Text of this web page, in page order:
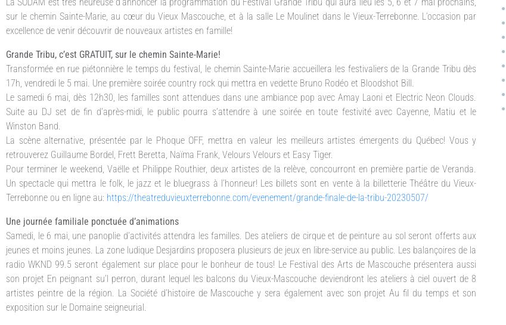
sur le chemin Sainte-Marie, au cœur du Vieux Mascouche, et à la salle Le Moulinet dans le Vieux-Terrebonne. L’occasion par
excellence de venir découvrir de nouveaux artistes en famille!
Grande Tribu, c’est GRATUIT, sur le chemin Sainte-Marie!
Transformée en rue piétonnière le temps du festival, le chemin Sainte-Marie accueillera les festivaliers de la Grande Tribu dès
17h, vendredi le 5 mai. Une première soirée country rock qui mettra en vedette Bruno Rodéo et Bloodshot Bill.
Le samedi 6 mai, dès 12h30, les familles sont attendues dans une ambiance pop avec Amay Laoni et Electric Neon Clouds.
Suite au DJ set de fin d’après-midi, le public pourra s’attendre à une soirée en toute festivité avec Cayenne, Matiu et le
Winston Band.
La scène alternative, présentée par le Phoque OFF, mettra en valeur les meilleurs artistes émergents du Québec! Vous y
retrouverez Guillaume Bordel, Frett Beretta, Naïma Frank, Velours Velours et Easy Tiger.
Pour terminer le weekend, Vaëlle et Philippe Routhier, deux artistes de la relève, concourront en première partie de Veranda.
Un spectacle qui mettra le folk, le jazz et le bluegrass à l’honneur! Les billets sont en vente à la billetterie Théâtre du Vieux-
Terrebonne ou en ligne au: https://theatreduvieuxterrebonne.com/evenement/grande-finale-de-la-tribu-20230507/
Une journée familiale ponctuée d’animations
Samedi, le 6 mai, une panoplie d’activités attendra les familles. Des ateliers de cirque et de peinture au sol seront offerts aux
jeunes et moins jeunes. La zone ludique Desjardins proposera plusieurs de jeux en libre-service au public. Les balançoires de la
radio WKND 99.5 seront également sur place pour le bonheur de tous! Le Festival des Arts de Mascouche présentera aussi
son projet En peignant su’l perron, durant lequel les balcons du Vieux-Mascouche deviendront les ateliers à ciel ouvert de 8
artistes peintre de la région. La Société d’histoire de Mascouche y sera également avec son projet Au fil du temps et son
exposition sur le Domaine seigneurial.